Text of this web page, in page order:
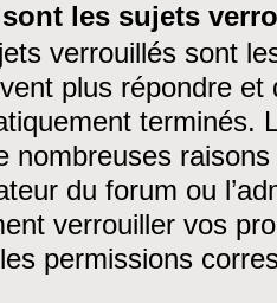
sont les sujets
verrouillés sont
plus répondre
terminés.
nombreuses
du forum ou
verrouiller vos
permissions